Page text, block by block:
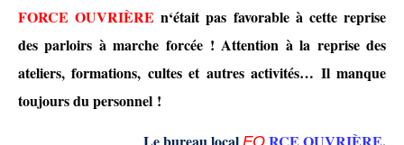
FORCE OUVRIÈRE n‘était pas favorable àcette reprise
des parloirs à marche forcée ! Attention à la reprise des
ateliers, formations, culteset autres activités… Il manque
toujours du personnel !
Le bureau local FO RCE OUVRIÈRE,